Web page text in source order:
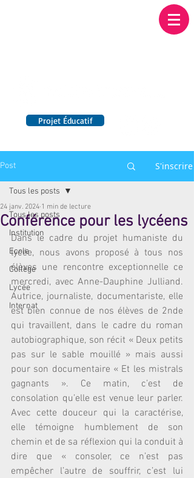
Projet Éducatif
Post S'inscrire
Tous les posts
Institution
Ecole
Collège
Lycée
Internat
Tous les posts
Conférence pour les lycéens
24 janv. 2024 1 min de lecture
Dans le cadre du projet humaniste du
lycée, nous avons proposé à tous nos
élèves une rencontre exceptionnelle ce
mercredi, avec Anne-Dauphine Julliand.
Autrice, journaliste, documentariste, elle
est bien connue de nos élèves de 2nde
qui travaillent, dans le cadre du roman
autobiographique, son récit « Deux petits
pas sur le sable mouillé » mais aussi
pour son documentaire « Et les mistrals
gagnants ». Ce matin, c’est de
consolation qu’elle est venue leur parler.
Avec cette douceur qui la caractérise,
elle témoigne humblement de son
chemin et de sa réflexion qui la conduit à
dire que « consoler, ce n’est pas
empêcher l’autre de souffrir, c’est lui